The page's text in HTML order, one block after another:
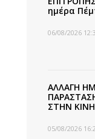
ημέρα
06/08/2026
ΑΛΛΑΓΗ
ΣΤΗΝ
05/08/2026